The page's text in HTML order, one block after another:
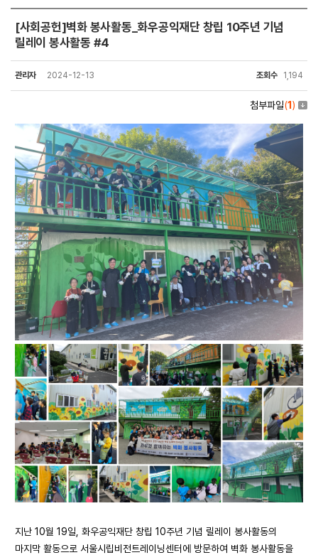
[사회공헌]벽화 봉사활동_화우공익재단 창립 10주년 기념
릴레이 봉사활동 #4
관리자 2024-12-13 조회수 1,194
첨부파일(1 )
지난 10월 19일, 화우공익재단 창립 10주년 기념 릴레이 봉사활동의
마지막 활동으로 서울시립비전트레이닝센터에 방문하여 벽화 봉사활동을